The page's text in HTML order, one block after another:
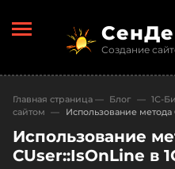
Создание
Главная страница — Блог — 1С-
сайтом — Использование
Использование
CUser::IsOnLine в